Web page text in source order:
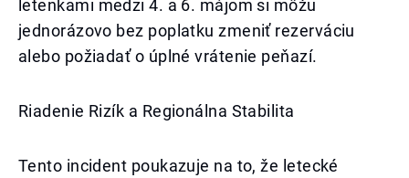
letenkami medzi 4. a 6. májom si môžu
jednorázovo bez poplatku zmeniť rezerváciu
alebo požiadať o úplné vrátenie peňazí.
Riadenie Rizík a Regionálna Stabilita
Tento incident poukazuje na to, že letecké